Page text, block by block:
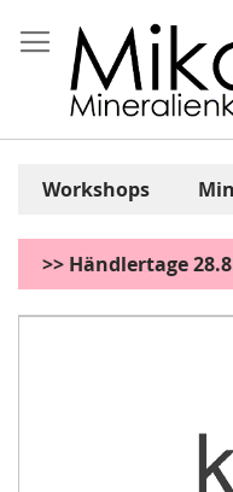
Inhalt
springen
Workshops
>> Händlertage
Zum